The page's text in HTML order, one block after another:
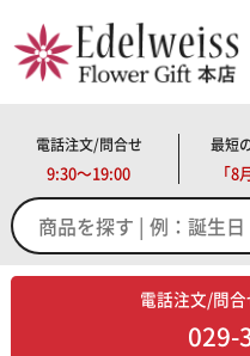
電話注文/問合せ
9:30～19:00
最短
「8
電話注文/問
029-